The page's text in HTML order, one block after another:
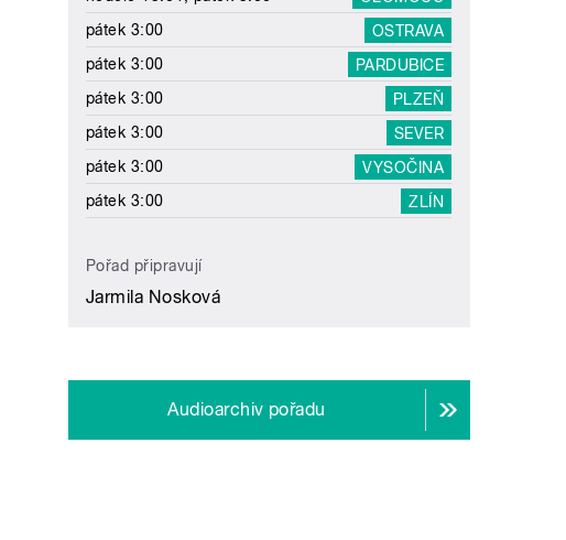
pátek 3:00
OSTRAVA
pátek 3:00
PARDUBICE
pátek 3:00
PLZEŇ
pátek 3:00
SEVER
pátek 3:00
VYSOČINA
pátek 3:00
ZLÍN
Pořad připravují
Jarmila Nosková
Audioarchiv pořadu